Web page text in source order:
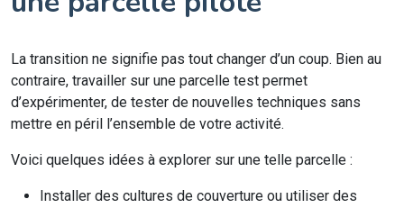
La transition ne signifie pas tout changer d’un coup. Bien au
contraire, travailler sur une parcelle test permet
d’expérimenter, de tester de nouvelles techniques sans
mettre en péril l’ensemble de votre activité.
Voici quelques idées à explorer sur une telle parcelle :
Installer des cultures de couverture ou utiliser des